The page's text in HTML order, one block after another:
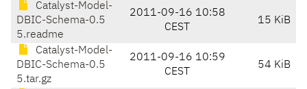
Catalyst-Model-
DBIC-Schema-0.5
5.readme
2011-09-16 10:58
CEST
15 KiB
Catalyst-Model-
DBIC-Schema-0.5
5.tar.gz
2011-09-16 10:59
CEST
54 KiB